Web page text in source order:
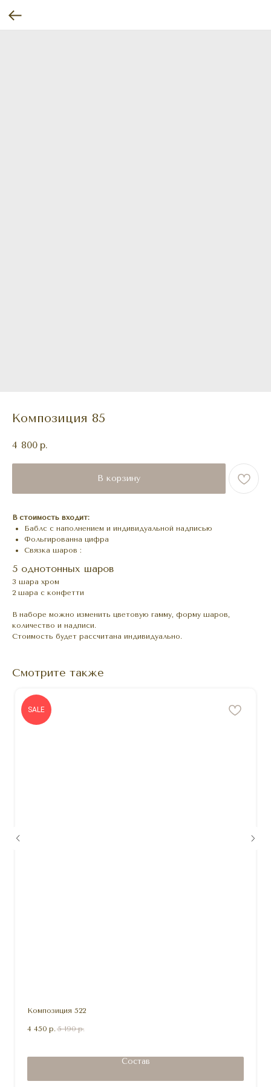
Композиция 85
4 800 р.
В корзину
В стоимость входит:
Баблс с наполнением и индивидуальной надписью
Фольгированна цифра
Связка шаров :
5 однотонных шаров
3 шара хром
2 шара с конфетти
В наборе можно изменить цветовую гамму, форму шаров,
количество и надписи.
Стоимость будет рассчитана индивидуально.
Смотрите также
SALE
Композиция 522
4 450 р. 5 190 р.
Состав